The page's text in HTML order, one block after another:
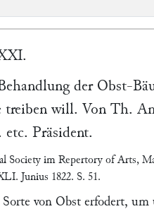
der Obst-
treiben will. Von Th.
etc. Präsident.
Societyim Repertory of Arts,
Junius 1822. S. 51.
von Obst erfodert,